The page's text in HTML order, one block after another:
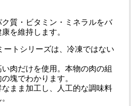
質・ビタミン・ミネラルをバ
を維持します。
ートシリーズは、冷凍ではない
肉だけを使用。本物の肉の組
塊でわかります。
まま加工し、人工的な調味料